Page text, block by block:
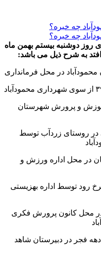
روز دوشنبه بیستم بهمن ماه
به شرح ذیل می باشد:
محمودآباد در محل فرمانداری
آموزش و پرورش شهرستان
در روستای زردآب توسط
در محل اداره ورزش و
رود توسط اداره بهزیستی
در محل کانون پرورش فکری
فجر در دبیرستان شاهد